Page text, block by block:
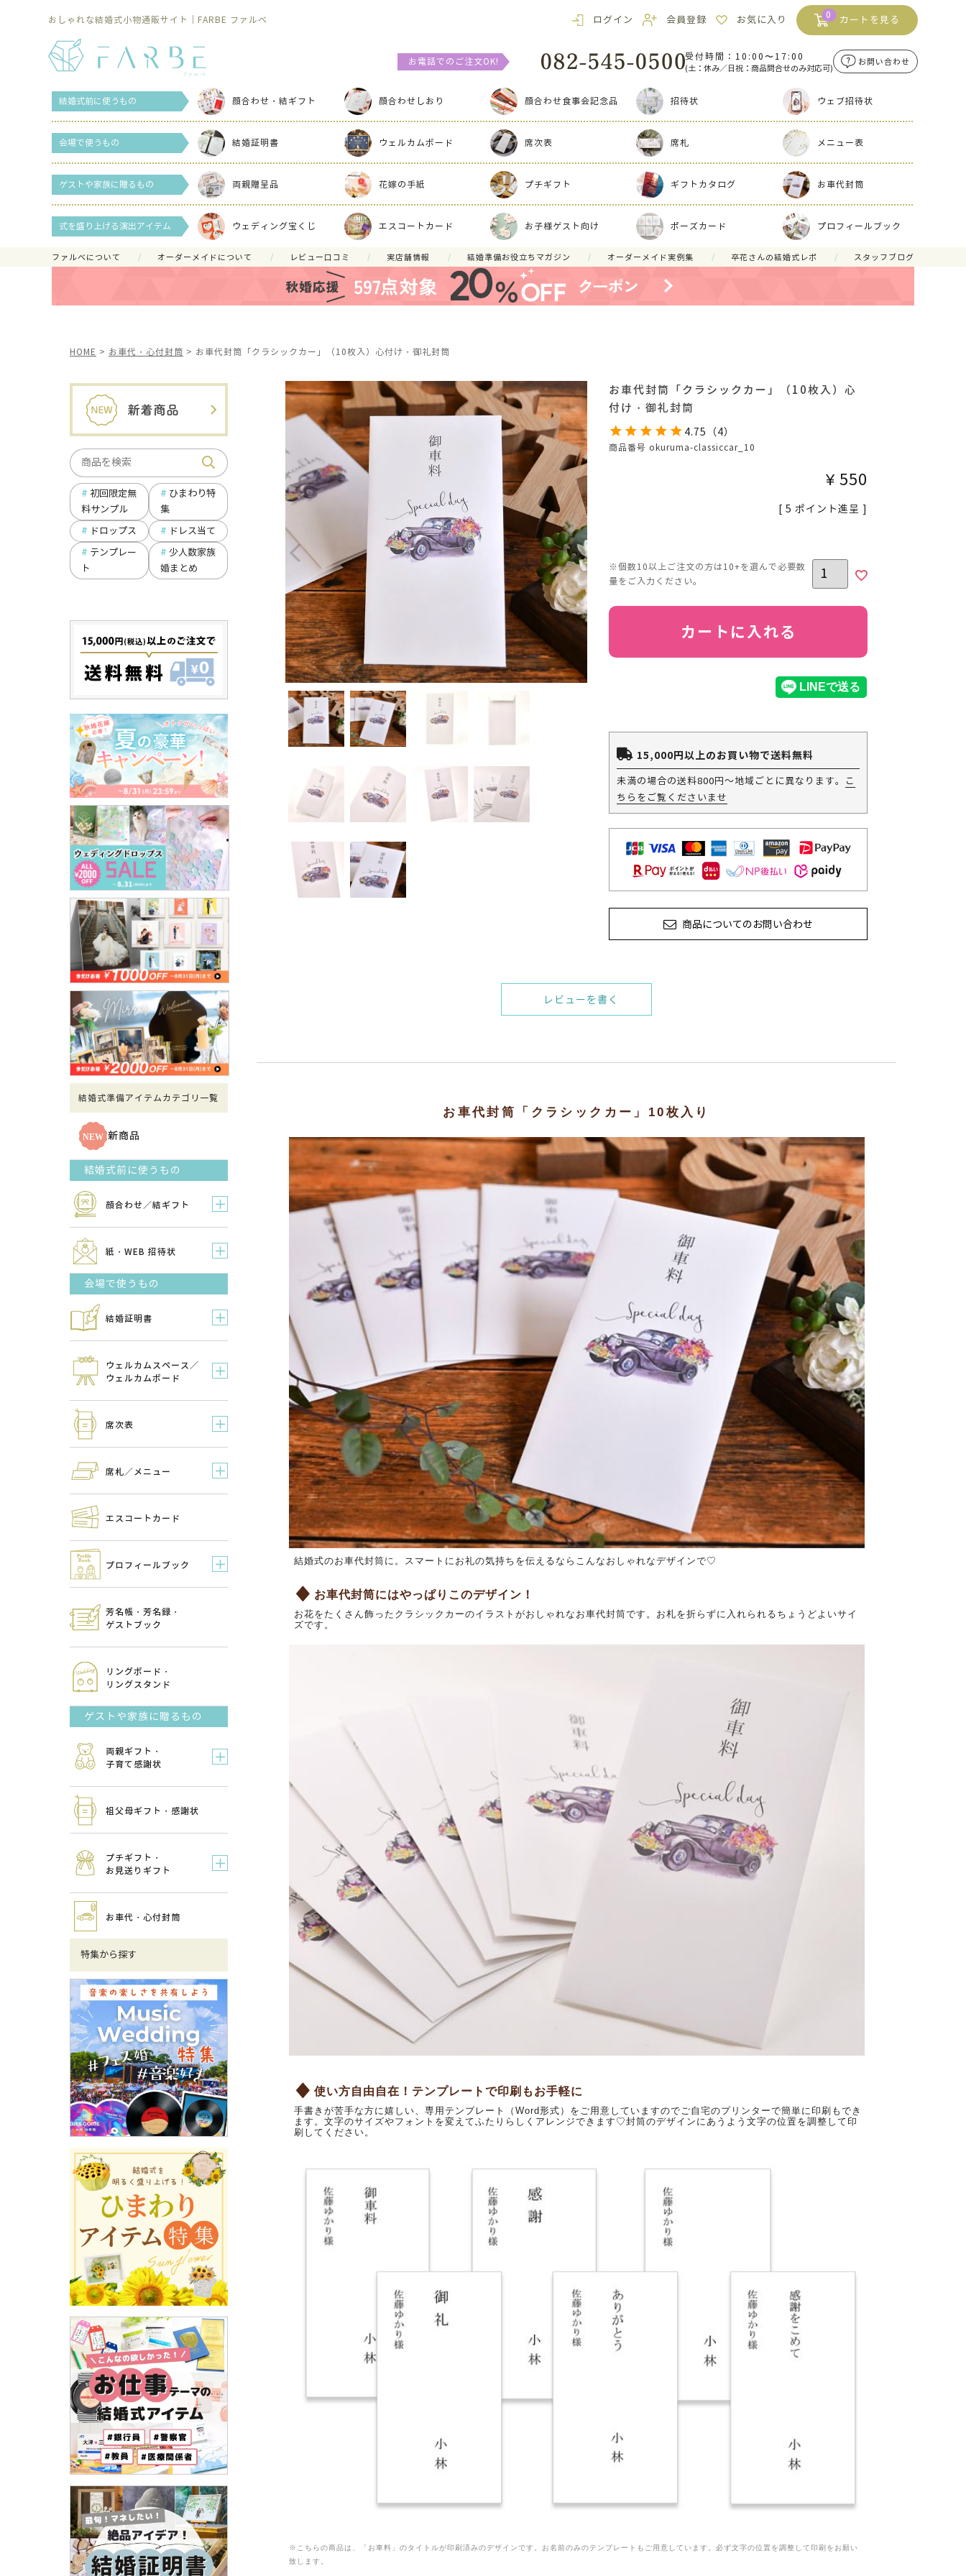
おしゃれな結婚式小物通販サイト｜FARBE ファルベ ログイン 会員登録 お気に入り 0 カートを見る
お電話でのご注文OK! 受付時間：10:00〜17:00
(土：休み／日祝：商品問合せのみ対応可)
お問い合わせ
結婚式前に使うもの 顔合わせ・結ギフト 顔合わせしおり 顔合わせ食事会記念品 招待状 ウェブ招待状
会場で使うもの 結婚証明書 ウェルカムボード 席次表 席札 メニュー表
ゲストや家族に贈るもの 両親贈呈品 花嫁の手紙 プチギフト ギフトカタログ お車代封筒
式を盛り上げる演出アイテム ウェディング宝くじ エスコートカード お子様ゲスト向け ポーズカード プロフィールブック
ファルべについて オーダーメイドについて レビュー口コミ 実店舗情報 結婚準備お役立ちマガジン オーダーメイド実例集 卒花さんの結婚式レポ スタッフブログ
HOME お車代・心付封筒 お車代封筒「クラシックカー」（10枚入）心付け・御礼封筒
初回限定無
料サンプル
ひまわり特
集
ドロップス
ドレス当て
テンプレー
ト
少人数家族
婚まとめ
結婚式準備アイテムカテゴリ一覧
新商品
結婚式前に使うもの
顔合わせ／結ギフト
紙・WEB 招待状
会場で使うもの
結婚証明書
ウェルカムスペース／
ウェルカムボード
席次表
席札／メニュー
エスコートカード
プロフィールブック
芳名帳・芳名録・
ゲストブック
リングボード・
リングスタンド
ゲストや家族に贈るもの
両親ギフト・
子育て感謝状
祖父母ギフト・感謝状
プチギフト・
お見送りギフト
お車代・心付封筒
特集から探す
お車代封筒「クラシックカー」（10枚入）心
付け・御礼封筒
4.75 （4）
商品番号 okuruma-classiccar_10
¥ 550
[ 5 ポイント進呈 ]
カートに入れる
15,000円以上のお買い物で送料無料
未満の場合の送料800円～地域ごとに異なります。
こ
ちらをご覧くださいませ
商品についてのお問い合わせ
レビューを書く
お車代封筒「クラシックカー」10枚入り
結婚式のお車代封筒に。スマートにお礼の気持ちを伝えるならこんなおしゃれなデザインで♡
お車代封筒にはやっぱりこのデザイン！
お花をたくさん飾ったクラシックカーのイラストがおしゃれなお車代封筒です。お札を折らずに入れられるちょうどよいサイ
ズです。
使い方自由自在！テンプレートで印刷もお手軽に
手書きが苦手な方に嬉しい、専用テンプレート（Word形式）をご用意していますのでご自宅のプリンターで簡単に印刷もでき
ます。文字のサイズやフォントを変えてふたりらしくアレンジできます♡封筒のデザインにあうよう文字の位置を調整して印
刷してください。
※こちらの商品は、「お車料」のタイトルが印刷済みのデザインです。お名前のみのテンプレートもご用意しています。必ず文字の位置を調整して印刷をお願い
致します。